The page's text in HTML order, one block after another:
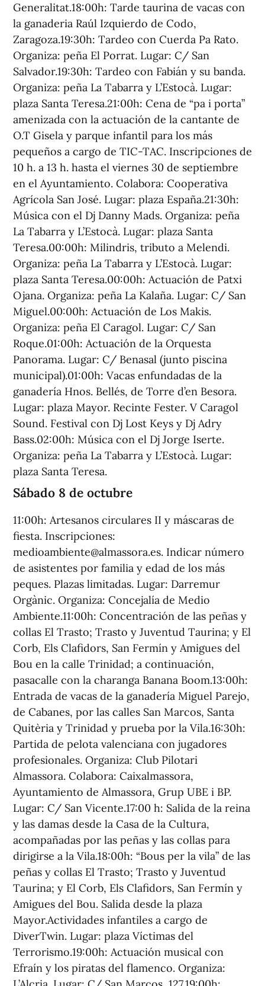
Generalitat.18:00h: Tarde taurina de vacas con
la ganaderia Raúl Izquierdo de Codo,
Zaragoza.19:30h: Tardeo con Cuerda Pa Rato.
Organiza: peña El Porrat. Lugar: C/ San
Salvador.19:30h: Tardeo con Fabián y su banda.
Organiza: peña La Tabarra y L’Estocà. Lugar:
plaza Santa Teresa.21:00h: Cena de “pa i porta”
amenizada con la actuación de la cantante de
O.T Gisela y parque infantil para los más
pequeños a cargo de TIC-TAC. Inscripciones de
10 h. a 13 h. hasta el viernes 30 de septiembre
en el Ayuntamiento. Colabora: Cooperativa
Agrícola San José. Lugar: plaza España.21:30h:
Música con el Dj Danny Mads. Organiza: peña
La Tabarra y L’Estocà. Lugar: plaza Santa
Teresa.00:00h: Milindris, tributo a Melendi.
Organiza: peña La Tabarra y L’Estocà. Lugar:
plaza Santa Teresa.00:00h: Actuación de Patxi
Ojana. Organiza: peña La Kalaña. Lugar: C/ San
Miguel.00:00h: Actuación de Los Makis.
Organiza: peña El Caragol. Lugar: C/ San
Roque.01:00h: Actuación de la Orquesta
Panorama. Lugar: C/ Benasal (junto piscina
municipal).01:00h: Vacas enfundadas de la
ganadería Hnos. Bellés, de Torre d’en Besora.
Lugar: plaza Mayor. Recinte Fester. V Caragol
Sound. Festival con Dj Lost Keys y Dj Adry
Bass.02:00h: Música con el Dj Jorge Iserte.
Organiza: peña La Tabarra y L’Estocà. Lugar:
plaza Santa Teresa.
Sábado 8 de octubre
11:00h: Artesanos circulares II y máscaras de
fiesta. Inscripciones:
medioambiente@almassora.es. Indicar número
de asistentes por familia y edad de los más
peques. Plazas limitadas. Lugar: Darremur
Orgànic. Organiza: Concejalía de Medio
Ambiente.11:00h: Concentración de las peñas y
collas El Trasto; Trasto y Juventud Taurina; y El
Corb, Els Clafidors, San Fermín y Amigues del
Bou en la calle Trinidad; a continuación,
pasacalle con la charanga Banana Boom.13:00h:
Entrada de vacas de la ganadería Miguel Parejo,
de Cabanes, por las calles San Marcos, Santa
Quitèria y Trinidad y prueba por la Vila.16:30h:
Partida de pelota valenciana con jugadores
profesionales. Organiza: Club Pilotari
Almassora. Colabora: Caixalmassora,
Ayuntamiento de Almassora, Grup UBE i BP.
Lugar: C/ San Vicente.17:00 h: Salida de la reina
y las damas desde la Casa de la Cultura,
acompañadas por las peñas y las collas para
dirigirse a la Vila.18:00h: “Bous per la vila” de las
peñas y collas El Trasto; Trasto y Juventud
Taurina; y El Corb, Els Clafidors, San Fermín y
Amigues del Bou. Salida desde la plaza
Mayor.Actividades infantiles a cargo de
DiverTwin. Lugar: plaza Víctimas del
Terrorismo.19:00h: Actuación musical con
Efraín y los piratas del flamenco. Organiza: